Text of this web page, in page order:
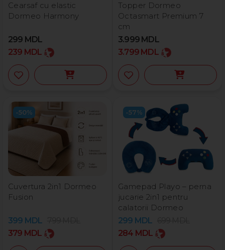
Cearsaf cu elastic
Dormeo Harmony
299 MDL
239 MDL
Topper Dormeo
Octasmart Premium 7
cm
3.999 MDL
3.799 MDL
-50%
Cuvertura 2in1 Dormeo
Fusion
399 MDL
379 MDL
-57%
Gamepad Playo – perna
jucarie 2in1 pentru
calatorii Dormeo
299 MDL
284 MDL